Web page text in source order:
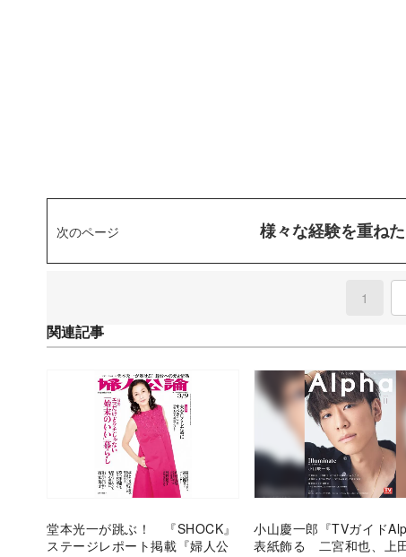
次のページ 様々な経験を重ね
1
関連記事
堂本光一が跳ぶ！ 『SHOCK』
ステージレポート掲載『婦人公
小山慶一郎『TVガイド
表紙飾る 二宮和也、上